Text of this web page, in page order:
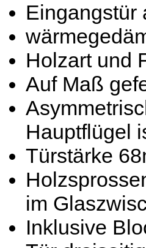
Eingangstür
Holzart und
Auf Maß
Hauptflügel
Türstärke
im
Inklusive